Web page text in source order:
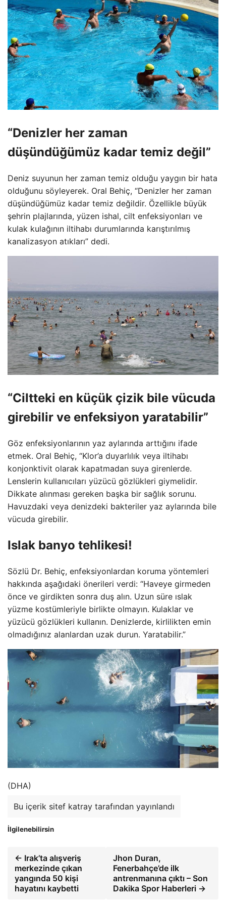
“Denizler her zaman
düşündüğümüz kadar temiz değil”
Deniz suyunun her zaman temiz olduğu yaygın bir hata
olduğunu söyleyerek. Oral Behiç, “Denizler her zaman
düşündüğümüz kadar temiz değildir. Özellikle büyük
şehrin plajlarında, yüzen ishal, cilt enfeksiyonları ve
kulak kulağının iltihabı durumlarında karıştırılmış
kanalizasyon atıkları” dedi.
“Ciltteki en küçük çizik bile vücuda
girebilir ve enfeksiyon yaratabilir”
Göz enfeksiyonlarının yaz aylarında arttığını ifade
etmek. Oral Behiç, “Klor’a duyarlılık veya iltihabı
konjonktivit olarak kapatmadan suya girenlerde.
Lenslerin kullanıcıları yüzücü gözlükleri giymelidir.
Dikkate alınması gereken başka bir sağlık sorunu.
Havuzdaki veya denizdeki bakteriler yaz aylarında bile
vücuda girebilir.
Islak banyo tehlikesi!
Sözlü Dr. Behiç, enfeksiyonlardan koruma yöntemleri
hakkında aşağıdaki önerileri verdi: “Haveye girmeden
önce ve girdikten sonra duş alın. Uzun süre ıslak
yüzme kostümleriyle birlikte olmayın. Kulaklar ve
yüzücü gözlükleri kullanın. Denizlerde, kirlilikten emin
olmadığınız alanlardan uzak durun. Yaratabilir.”
(DHA)
Bu içerik sitef katray tarafından yayınlandı
İlgilenebilirsin
← Irak’ta alışveriş
merkezinde çıkan
yangında 50 kişi
hayatını kaybetti
Jhon Duran,
Fenerbahçe’de ilk
antrenmanına çıktı – Son
Dakika Spor Haberleri →